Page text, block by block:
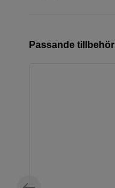
Passande tillbehör